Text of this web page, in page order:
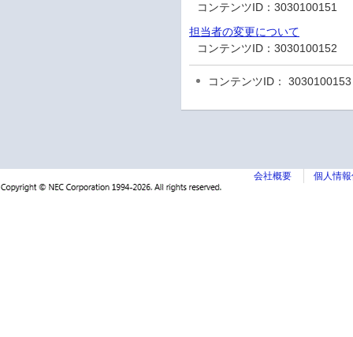
コンテンツID：3030100151
担当者の変更について
コンテンツID：3030100152
コンテンツID： 3030100153
会社概要 個人情